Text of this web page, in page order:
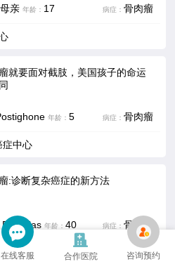
亲 年龄： 17 病症： 骨肉瘤
就要面对截肢，美国孩子的命运
年龄：5 病症： 骨肉瘤
症中心
:诊断复杂癌症的新方法
Peroulas 年龄：40 病症： 骨肉瘤
奥诊所)Mayo Clinic
在线客服 合作医院 咨询预约